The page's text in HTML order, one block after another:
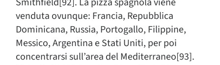
venduta ovunque: Francia, Repubblica
Dominicana, Russia, Portogallo, Filippine,
Messico, Argentina e Stati Uniti, per poi
concentrarsi sull’area del Mediterraneo[93].